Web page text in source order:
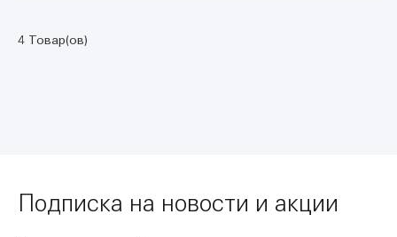
4 Товар(ов)
Подписка на новости и акции